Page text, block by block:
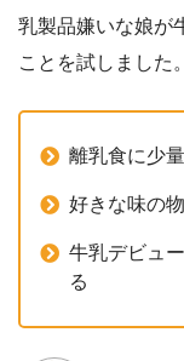
乳製品嫌いな娘が
ことを試しました。
離乳食に少
好きな味の
牛乳デビュ
る